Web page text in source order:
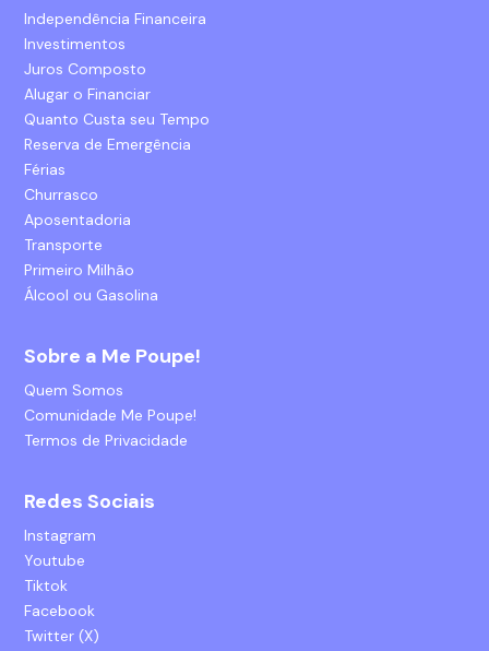
Independência Financeira
Investimentos
Juros Composto
Alugar o Financiar
Quanto Custa seu Tempo
Reserva de Emergência
Férias
Churrasco
Aposentadoria
Transporte
Primeiro Milhão
Álcool ou Gasolina
Sobre a Me Poupe!
Quem Somos
Comunidade Me Poupe!
Termos de Privacidade
Redes Sociais
Instagram
Youtube
Tiktok
Facebook
Twitter (X)